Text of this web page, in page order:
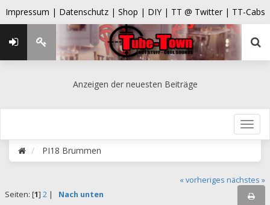
Impressum | Datenschutz | Shop | DIY | TT @ Twitter | TT-Cabs
Anzeigen der neuesten Beiträge
PI18 Brummen
« vorheriges nächstes »
Seiten: [1] 2| Nach unten